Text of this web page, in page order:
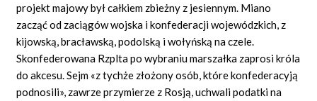
projekt majowy był całkiem zbieżny z jesiennym. Miano
zacząć od zaciągów wojska i konfederacji wojewódzkich, z
kijowską, bracławską, podolską i wołyńską na czele.
Skonfederowana Rzplta po wybraniu marszałka zaprosi króla
do akcesu. Sejm «z tychże złożony osób, które konfederacyją
podnosili», zawrze przymierze z Rosją, uchwali podatki na